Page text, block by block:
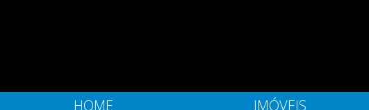
HOME IMÓVEIS